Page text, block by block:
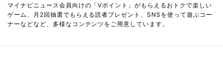
マイナビニュース会員向けの「Vポイント」がもらえるおトクで楽しい
ゲーム、月2回抽選でもらえる読者プレゼント、SNSを使って遊ぶコー
ナーなどなど、多様なコンテンツをご用意しています。